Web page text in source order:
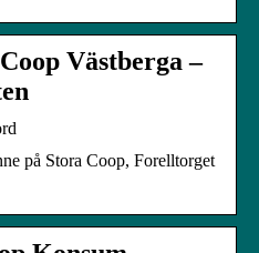
Västberga –
på Stora Coop, Forelltorget